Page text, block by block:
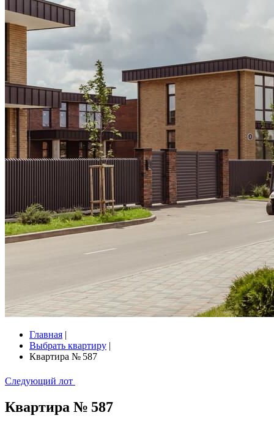
Главная |
Выбрать квартиру |
Квартира № 587
Следующий лот
Квартира № 587